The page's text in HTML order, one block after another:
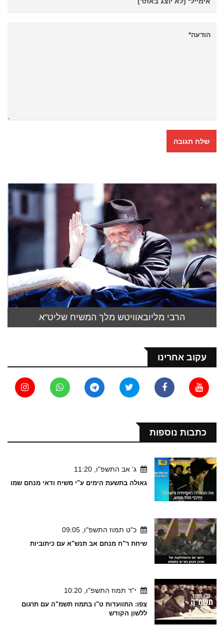
הרבי מליובאוויטש מלך המשיח שליט"א
עקוב אחרינו
כתבות נוספות
ג' אב התשפ"ו, 11:20
גאולה בתשעת הימים ע"י משיח ודאי מנחם שמו
כ"ט תמוז התשפ"ו, 09:05
שיחת ר"ח מנחם אב תנש"א עם כיתוביות
י"ד תמוז התשפ"ו, 10:20
צפו: התוועדות ט"ו בתמוז תשמ"ה עם תרגום
ללשון הקודש